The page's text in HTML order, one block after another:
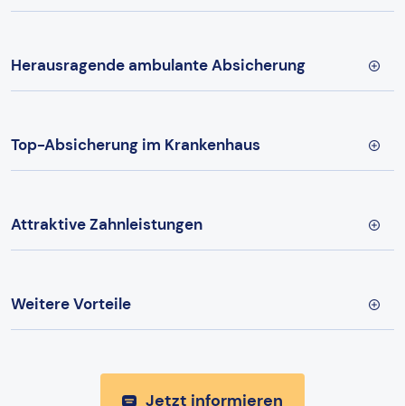
Herausragende ambulante Absicherung
Top-Absicherung im Krankenhaus
Attraktive Zahnleistungen
Weitere Vorteile
Jetzt informieren